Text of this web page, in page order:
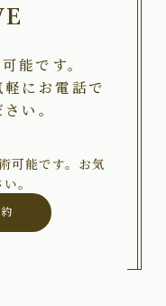
能です。
にお電話で
い。
可能です。お気
。